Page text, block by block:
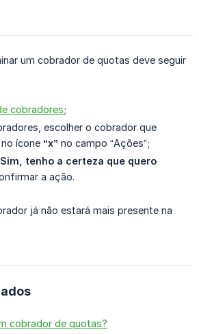
um cobrador de quotas deve seguir
cobradores;
escolher o cobrador que
ícone “x” no campo “Ações”;
tenho a certeza que quero
a ação.
já não estará mais presente na
cobrador de quotas?